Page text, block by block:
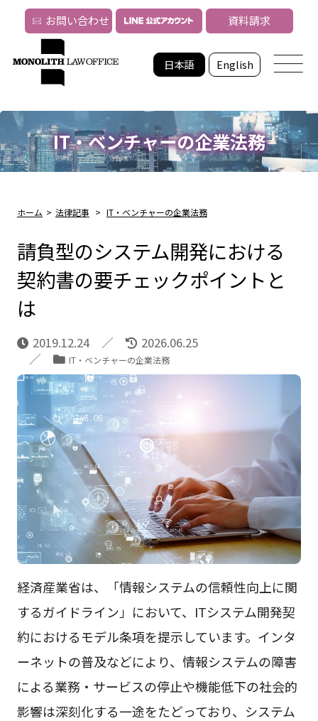
日本語 English
お問い合わせ 資料請求
IT・ベンチャーの企業法務
ホーム > 法律記事 > IT・ベンチャーの企業法務
請負型のシステム開発における
契約書の要チェックポイントと
は
2019.12.24 2026.06.25
IT・ベンチャーの企業法務
経済産業省は、「情報システムの信頼性向上に関
するガイドライン」において、ITシステム開発契
約におけるモデル条項を提示しています。インタ
ーネットの普及などにより、情報システムの障害
による業務・サービスの停止や機能低下の社会的
影響は深刻化する一途をたどっており、システム